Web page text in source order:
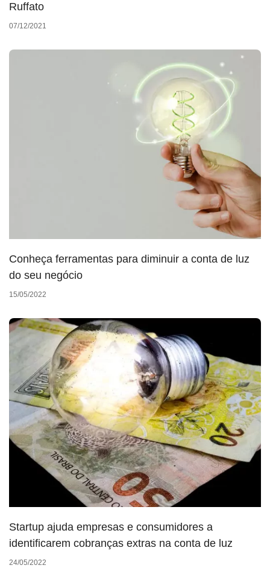
Ruffato
07/12/2021
Conheça ferramentas para diminuir a conta de luz
do seu negócio
15/05/2022
Startup ajuda empresas e consumidores a
identificarem cobranças extras na conta de luz
24/05/2022